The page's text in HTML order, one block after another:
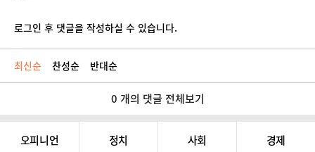
로그인 후 댓글을 작성하실 수 있습니다.
최신순 찬성순 반대순
0 개의 댓글 전체보기
오피니언 정치 사회 경제